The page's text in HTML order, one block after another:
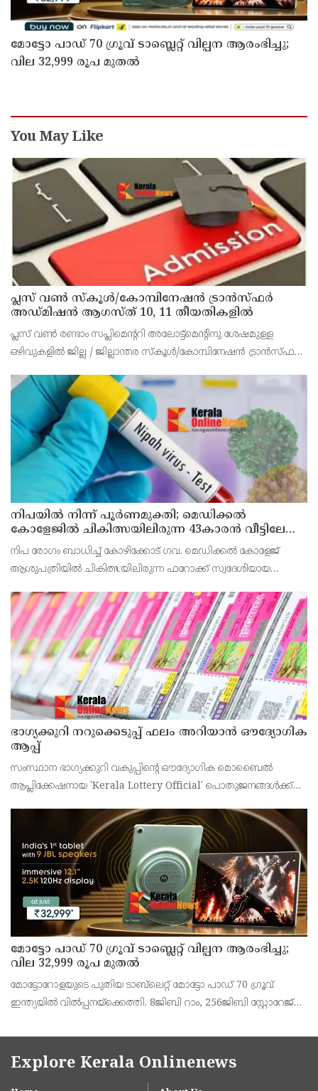
മോട്ടോ പാഡ് 70 ഗ്രൂവ് ടാബ്ലെറ്റ് വില്പന ആരംഭിച്ചു;
വില 32,999 രൂപ മുതൽ
You May Like
പ്ലസ് വൺ സ്‌കൂൾ/കോമ്പിനേഷൻ ട്രാൻസ്ഫർ
അഡ്മിഷൻ ആഗസ്ത് 10, 11 തീയതികളിൽ
പ്ലസ് വൺ രണ്ടാം സപ്ലിമെന്ററി അലോട്ട്‌മെന്റിനു ശേഷമുള്ള
ഒഴിവുകളിൽ ജില്ല / ജില്ലാന്തര സ്‌കൂൾ/കോമ്പിനേഷൻ ട്രാൻസ്ഫർ
വൈകിട്ട് 4 മണി വരെ നൽകിയിരുന്നു
നിപയിൽ നിന്ന് പൂർണമുക്തി; മെഡിക്കൽ
കോളേജിൽ ചികിത്സയിലിരുന്ന 43കാരൻ വീട്ടിലേക്ക്
മടങ്ങി
നിപ രോഗം ബാധിച്ച് കോഴിക്കോട് ഗവ. മെഡിക്കൽ കോളേജ്
ആശുപത്രിയിൽ ചികിത്സയിലിരുന്ന ഫറോക്ക് സ്വദേശിയായ
ഭാഗ്യക്കുറി നറുക്കെടുപ്പ് ഫലം അറിയാൻ ഔദ്യോഗിക
ആപ്പ്
സംസ്ഥാന ഭാഗ്യക്കുറി വകുപ്പിന്റെ ഔദ്യോഗിക മൊബൈൽ
ആപ്ലിക്കേഷനായ 'Kerala Lottery Official' പൊതുജനങ്ങൾക്ക്
അഞ്ജു കെ എസ് അറിയിച്ചു.
മോട്ടോ പാഡ് 70 ഗ്രൂവ് ടാബ്ലെറ്റ് വില്പന ആരംഭിച്ചു;
വില 32,999 രൂപ മുതൽ
മോട്ടോറോളയുടെ പുതിയ ടാബ്‌ലെറ്റ് മോട്ടോ പാഡ് 70 ഗ്രൂവ്
ഇന്ത്യയിൽ വിൽപ്പനയ്‌ക്കെത്തി. 8ജിബി റാം, 256ജിബി സ്റ്റോറേജ്
ഉൾപ്പെടെ 32,999 രൂപയാണ് ഫലപ്രദമായ
Explore Kerala Onlinenews